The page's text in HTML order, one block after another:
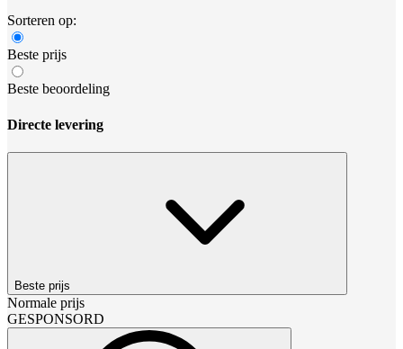
Sorteren op:
Beste prijs
Beste beoordeling
Directe levering
Beste prijs
Normale prijs
GESPONSORD